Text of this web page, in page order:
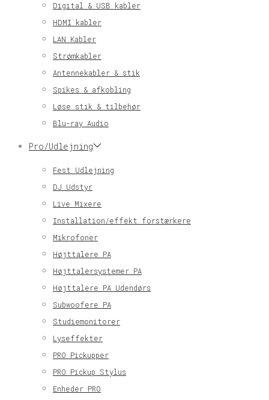
Digital & USB kabler
HDMI kabler
LAN Kabler
Strømkabler
Antennekabler & stik
Spikes & afkobling
Løse stik & tilbehør
Blu-ray Audio
Pro/Udlejning
Fest Udlejning
DJ Udstyr
Live Mixere
Installation/effekt forstærkere
Mikrofoner
Højttalere PA
Højttalersystemer PA
Højttalere PA Udendørs
Subwoofere PA
Studiemonitorer
Lyseffekter
PRO Pickupper
PRO Pickup Stylus
Enheder PRO